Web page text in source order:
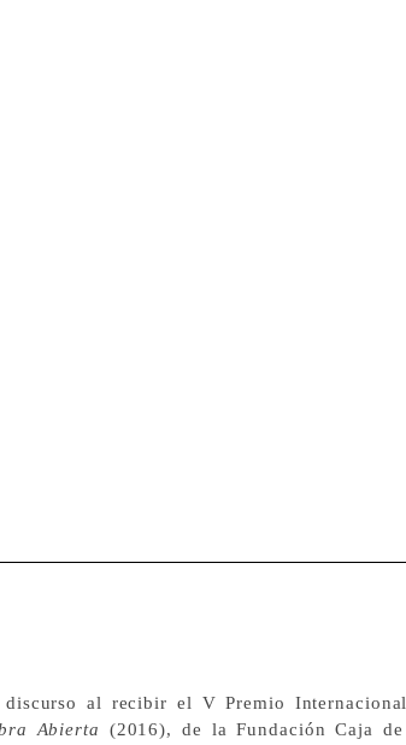
discurso al recibir el V Premio
Abierta
(2016), de la Fundación Caja de